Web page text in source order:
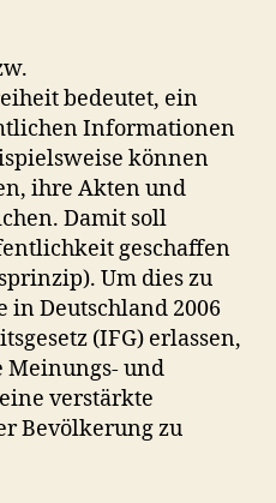
Ü
b
e
r
i
c
h
t
ü
b
e
bedeutet, ein
Informationen
können
ihre Akten und
Damit soll
geschaffen
Um dies zu
Deutschland 2006
(IFG) erlassen,
Meinungs- und
verstärkte
Bevölkerung zu